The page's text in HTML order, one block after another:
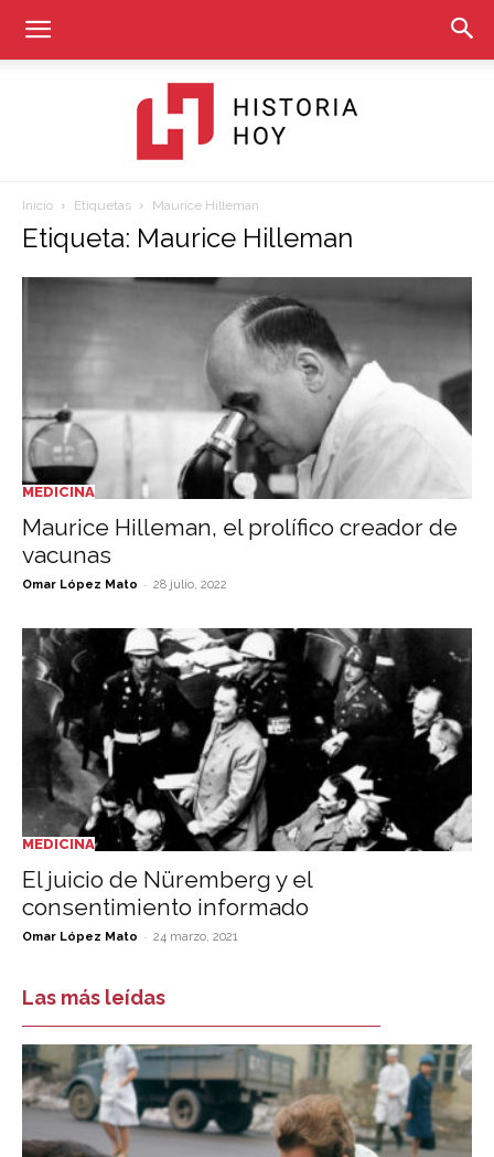
Historia
Hoy
Inicio Etiquetas Maurice Hilleman
Etiqueta: Maurice Hilleman
MEDICINA
Maurice Hilleman, el prolífico creador de
vacunas
Omar López Mato - 28 julio, 2022
MEDICINA
El juicio de Nüremberg y el
consentimiento informado
Omar López Mato - 24 marzo, 2021
Las más leídas